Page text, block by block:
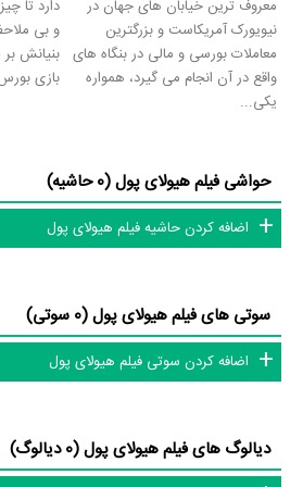
معروف ترین خیابان های جهان در
نیویورک آمریکاست و بزرگترین
معاملات بورسی و مالی در بنگاه های
واقع در آن انجام می گیرد، همواره
یکی...
دارد تا
و بی
بنیانش
بازی
حواشی فیلم هیولای پول (0 حاشیه)
اضافه کردن حاشیه فیلم هیولای پول
سوتی های فیلم هیولای پول (0 سوتی)
اضافه کردن سوتی فیلم هیولای پول
دیالوگ های فیلم هیولای پول (0 دیالوگ)